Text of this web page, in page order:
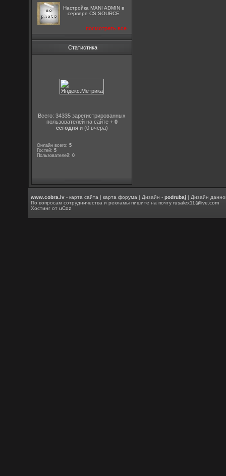
Настройка MANI ADMIN в
сервере CS:SOURCE
посмотреть все
Статистика
Всего: 34335 зарегистрированных
пользователей на сайте + 0
сегодняи (0 вчера)
Онлайн всего:5
Гостей:5
Пользователей:0
www.cobra.lv -карта сайта |карта форума | Дизайн -podrubaj | Дизайн
По вопросам сотрудничества и рекламы пишите на почтуrusalex11@live.com
Хостинг отuCoz